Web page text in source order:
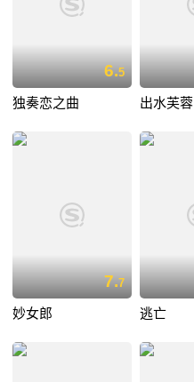
6.5
独奏恋之曲 出水芙蓉
7.7
妙女郎 逃亡